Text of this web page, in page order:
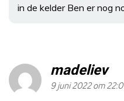
in de kelder Ben er nog
madeliev
9 juni 2022 om